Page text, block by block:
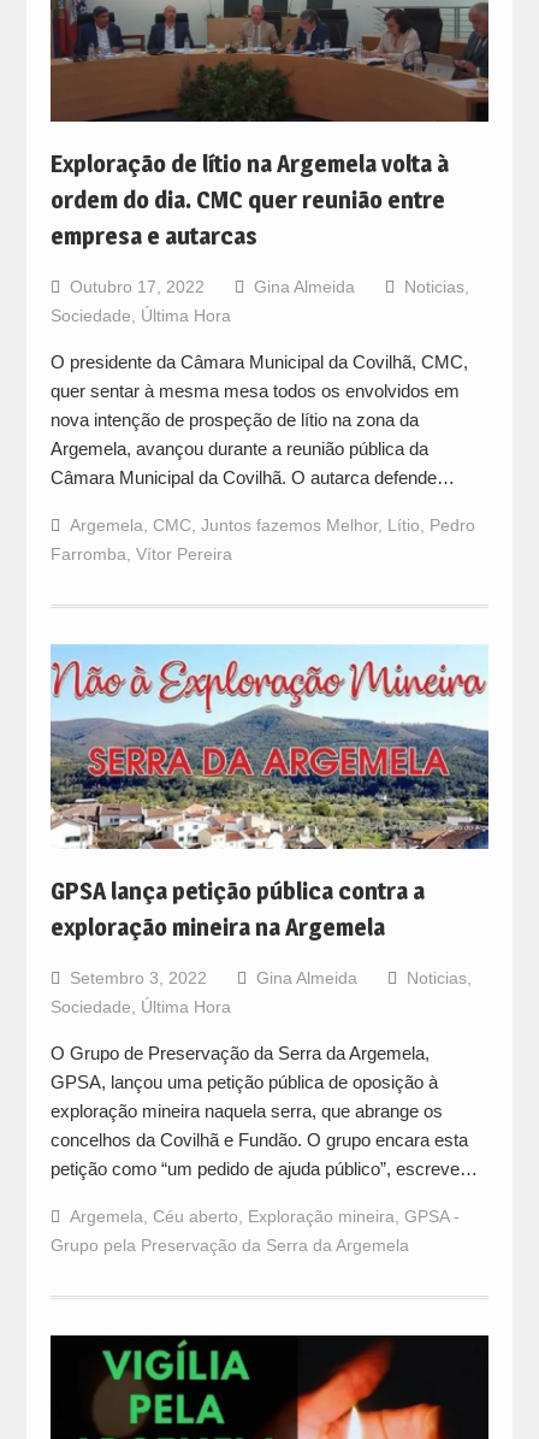
Exploração de lítio na Argemela volta à
ordem do dia. CMC quer reunião entre
empresa e autarcas
Outubro 17, 2022 Gina Almeida Noticias,
Sociedade
Última Hora
O presidente da Câmara Municipal da Covilhã, CMC,
quer sentar à mesma mesa todos os envolvidos em
nova intenção de prospeção de lítio na zona da
Argemela, avançou durante a reunião pública da
Câmara Municipal da Covilhã. O autarca defende…
Argemela CMC, Juntos fazemos Melhor, Lítio
Pedro
Farromba Vítor Pereira
GPSA lança petição pública contra a
exploração mineira na Argemela
Setembro 3, 2022 Gina Almeida Noticias,
Sociedade
Última Hora
O Grupo de Preservação da Serra da Argemela,
GPSA, lançou uma petição pública de oposição à
exploração mineira naquela serra, que abrange os
concelhos da Covilhã e Fundão. O grupo encara esta
petição como “um pedido de ajuda público”, escreve…
Argemela Céu aberto Exploração mineira GPSA -
Grupo pela Preservação da Serra da Argemela